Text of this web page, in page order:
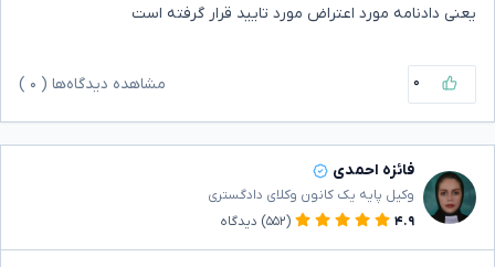
یعنی دادنامه مورد اعتراض مورد تایید قرار گرفته است
۰ مشاهده دیدگاه‌ها ( ۰
فائزه احمدی
وکیل پایه یک کانون وکلای دادگستری
۴.۹
(۵۵۲) دیدگاه